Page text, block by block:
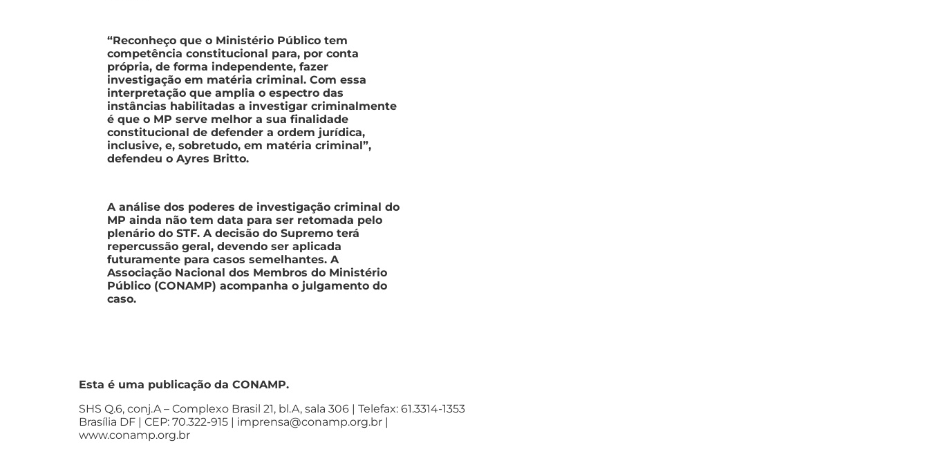
“Reconheço que o Ministério Público tem
competência constitucional para, por conta
própria, de forma independente, fazer
investigação em matéria criminal. Com essa
interpretação que amplia o espectro das
instâncias habilitadas a investigar criminalmente
é que o MP serve melhor a sua finalidade
constitucional de defender a ordem jurídica,
inclusive, e, sobretudo, em matéria criminal”,
defendeu o Ayres Britto.
A análise dos poderes de investigação criminal do
MP ainda não tem data para ser retomada pelo
plenário do STF. A decisão do Supremo terá
repercussão geral, devendo ser aplicada
futuramente para casos semelhantes. A
Associação Nacional dos Membros do Ministério
Público (CONAMP) acompanha o julgamento do
caso.
Esta é uma publicação da CONAMP.
SHS Q.6, conj.A – Complexo Brasil 21, bl.A, sala 306 | Telefax: 61.3314-1353
Brasília DF | CEP: 70.322-915 | imprensa@conamp.org.br |
www.conamp.org.br